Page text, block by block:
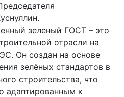
зеленый ГОСТ – это
отрасли на
Он создан на основе
зелёных стандартов в
строительства, что
адаптированным к